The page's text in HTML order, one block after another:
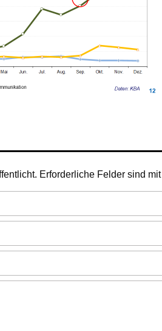
Erforderliche Felder sind mit